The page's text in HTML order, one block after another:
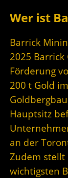
Wer ist
Barrick
2025
Förderung
200 t Gold
Hauptsitz
an der
Zudem stellt
wichtigsten